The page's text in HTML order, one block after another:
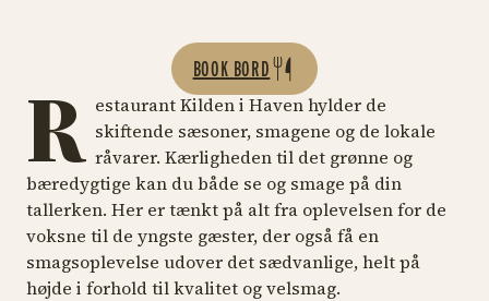
R estaurant Kilden i Haven hylder de
skiftende sæsoner, smagene og de lokale
råvarer. Kærligheden til det grønne og
bæredygtige kan du både se og smage på din
tallerken. Her er tænkt på alt fra oplevelsen for de
voksne til de yngste gæster, der også få en
smagsoplevelse udover det sædvanlige, helt på
højde i forhold til kvalitet og velsmag.
BOOK BORD